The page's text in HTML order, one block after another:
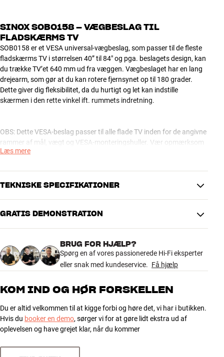
SINOX SOB0158 – VÆGBESLAG TIL
FLADSKÆRMS TV
SOB0158 er et VESA universal-vægbeslag, som passer til de fleste
fladskærms TV i størrelsen 40” til 84" og pga. beslagets design, kan
du trække TV’et 640 mm ud fra væggen. Vægbeslaget har en lang
drejearm, som gør at du kan rotere fjernsynet op til 180 grader.
Dette giver dig fleksibilitet, da du hurtigt og let kan indstille
skærmen i den rette vinkel ift. rummets indretning.
OBS: Dette VESA-beslag passer til alle flade TV inden for de angivne
rammer af mål, vægt og VESA-monteringshuller. Vær opmærksom
på bagudvendte tilslutninger eller andre ting på dit TV, som kan
Læs mere
TEKNISKE SPECIFIKATIONER
Indbygget vaterpas
Nej
Vandret drejbar
90 °
Indbygget motordrev
Nej
PRODUKTDATA
Min. TV størrelse
40"
Maks. TV størrelse
84"
VESA kompatibel
100x100, 100x200, 200x200,
GRATIS DEMONSTRATION
BRUG FOR HJÆLP?
Spørg en af vores passionerede Hi-Fi eksperter
eller snak med kundeservice. Få hjælp
KOM IND OG HØR FORSKELLEN
Du er altid velkommen til at kigge forbi og høre det, vi har i butikken.
Hvis du booker en demo, sørger vi for at gøre lidt ekstra ud af
oplevelsen og have grejet klar, når du kommer